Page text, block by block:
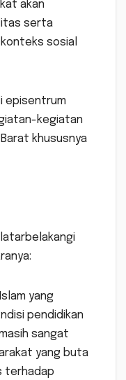
akan
serta
sosial
episentrum
kegiatan
khususnya
yang
pendidikan
sangat
yang buta
terhadap